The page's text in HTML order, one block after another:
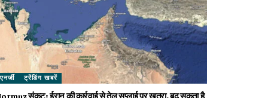
एनर्जी ट्रेंडिंग खबरें
संकट: ईरान की कार्रवाई से तेल सप्लाई पर खतरा, बढ़ सकता है